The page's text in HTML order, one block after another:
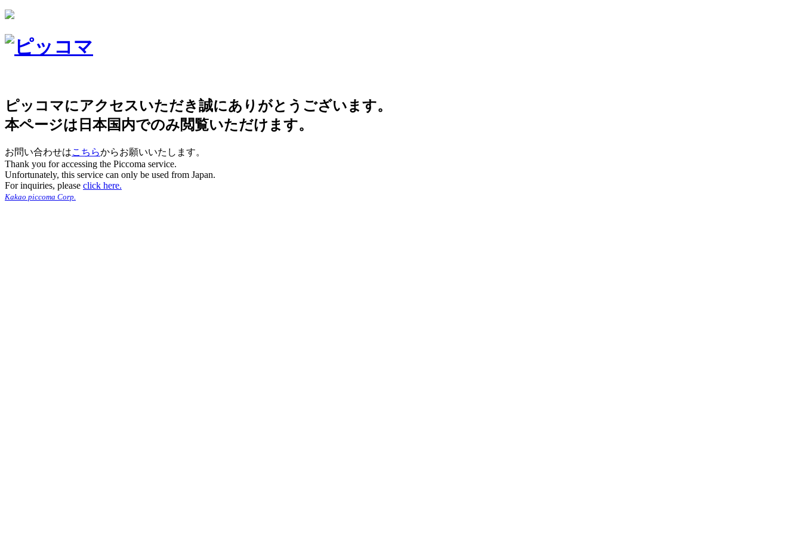
ピッコマにアクセスいただき誠にありがとうございます。
本ページは日本国内でのみ閲覧いただけます。
お問い合わせはこちらからお願いいたします。
Thank you for accessing the Piccoma service.
Unfortunately, this service can only be used from Japan.
For inquiries, please click here.
Kakao piccoma Corp.